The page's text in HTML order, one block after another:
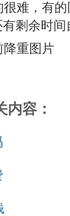
难，有
剩余时
降重图片
容：